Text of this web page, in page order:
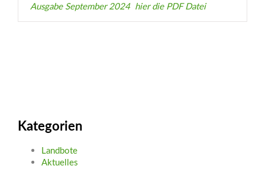
Ausgabe September 2024 hier die PDF Datei
Kategorien
Landbote
Aktuelles